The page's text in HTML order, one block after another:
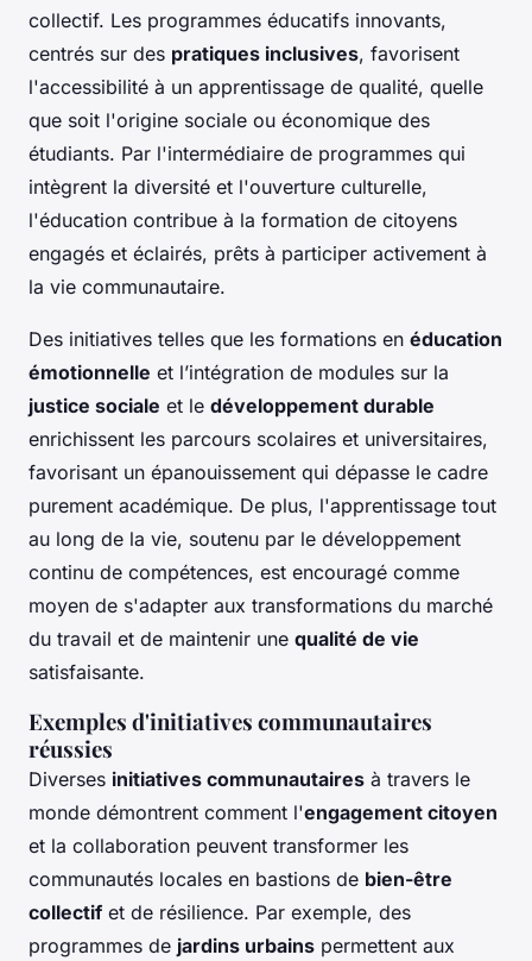
collectif. Les programmes éducatifs innovants,
centrés sur des pratiques inclusives, favorisent
l'accessibilité à un apprentissage de qualité, quelle
que soit l'origine sociale ou économique des
étudiants. Par l'intermédiaire de programmes qui
intègrent la diversité et l'ouverture culturelle,
l'éducation contribue à la formation de citoyens
engagés et éclairés, prêts à participer activement à
la vie communautaire.
Des initiatives telles que les formations en éducation
émotionnelle et l’intégration de modules sur la
justice sociale et le développement durable
enrichissent les parcours scolaires et universitaires,
favorisant un épanouissement qui dépasse le cadre
purement académique. De plus, l'apprentissage tout
au long de la vie, soutenu par le développement
continu de compétences, est encouragé comme
moyen de s'adapter aux transformations du marché
du travail et de maintenir une qualité de vie
satisfaisante.
Exemples d'initiatives communautaires
réussies
Diverses initiatives communautaires à travers le
monde démontrent comment l'engagement citoyen
et la collaboration peuvent transformer les
communautés locales en bastions de bien-être
collectif et de résilience. Par exemple, des
programmes de jardins urbains permettent aux